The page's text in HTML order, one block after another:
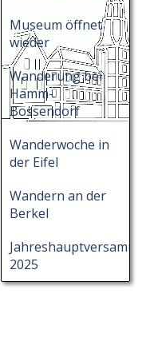
Museum öffnet
wieder
Wanderung bei
Hamm-
Bossendorf
Wanderwoche in
der Eifel
Wandern an der
Berkel
Jahreshauptversammlung
2025